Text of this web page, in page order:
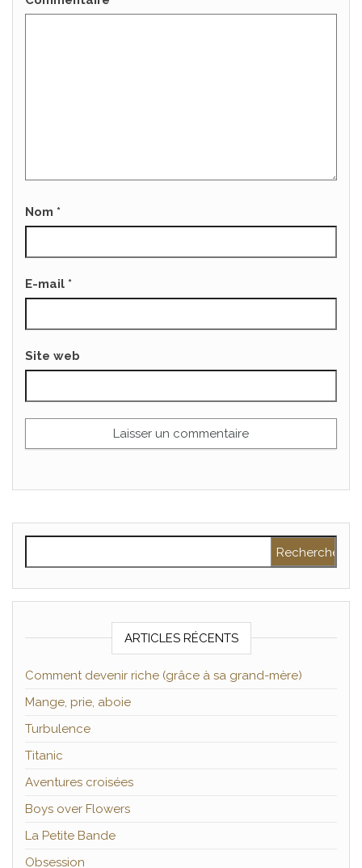
Nom *
E-mail *
Site web
ARTICLES RÉCENTS
Comment devenir riche (grâce à sa grand-mère)
Mange, prie, aboie
Turbulence
Titanic
Aventures croisées
Boys over Flowers
La Petite Bande
Obsession